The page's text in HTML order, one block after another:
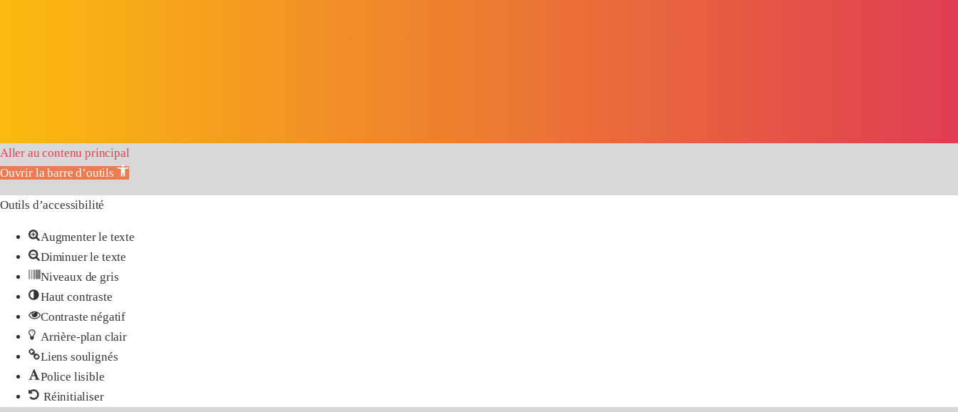
Aller au contenu principal
Ouvrir la barre d’outils
Outils d’accessibilité
Augmenter le texte
Diminuer le texte
Niveaux de gris
Haut contraste
Contraste négatif
Arrière-plan clair
Liens soulignés
Police lisible
Réinitialiser